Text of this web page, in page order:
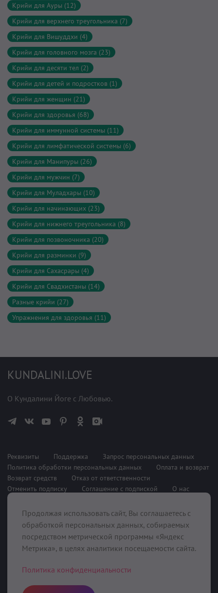
Крийи для Ауры (12)
Крийи для верхнего треугольника (7)
Крийи для Вишуддхи (4)
Крийи для головного мозга (23)
Крийи для десяти тел (2)
Крийи для детей и подростков (1)
Крийи для женщин (21)
Крийи для здоровья (68)
Крийи для иммунной системы (11)
Крийи для лимфатической системы (6)
Крийи для Манипуры (26)
Крийи для мужчин (7)
Крийи для Муладхары (10)
Крийи для начинающих (23)
Крийи для нижнего треугольника (8)
Крийи для позвоночника (20)
Крийи для разминки (9)
Крийи для Сахасрары (4)
Крийи для Свадхистаны (14)
Разные крийи (27)
Упражнения для здоровья (11)
KUNDALINI.LOVE
О Кундалини Йоге с Любовью.
Реквизиты Поддержка
Запрос персональных данных
Политика обработки персональных данных
Оплата и возврат
Возврат средств
Отказ от ответственности
Отменить подписку
Соглашение с подпиской О нас
При поддержке
Продолжая использовать сайт, Вы соглашаетесь с
обработкой персональных данных, собираемых
посредством метрической программы «Яндекс
Метрика», в целях аналитики посещаемости сайта.
Политика конфиденциальности